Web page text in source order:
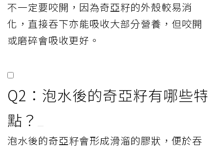
不一定要咬開，因為奇亞籽的外殼較易消
化，直接吞下亦能吸收大部分營養，但咬開
或磨碎會吸收更好。
Q2：泡水後的奇亞籽有哪些特
點？
泡水後的奇亞籽會形成滑溜的膠狀，便於吞